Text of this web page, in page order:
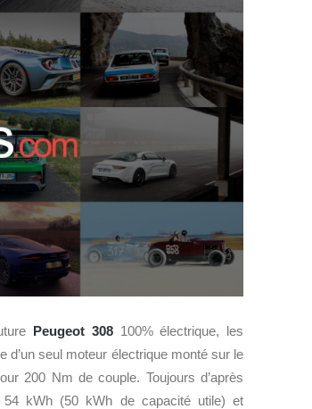
Peugeot 308100% électrique, les
d’un seul moteur électrique monté sur le
200 Nm de couple. Toujours d’après
kWh (50 kWh de capacité utile) et